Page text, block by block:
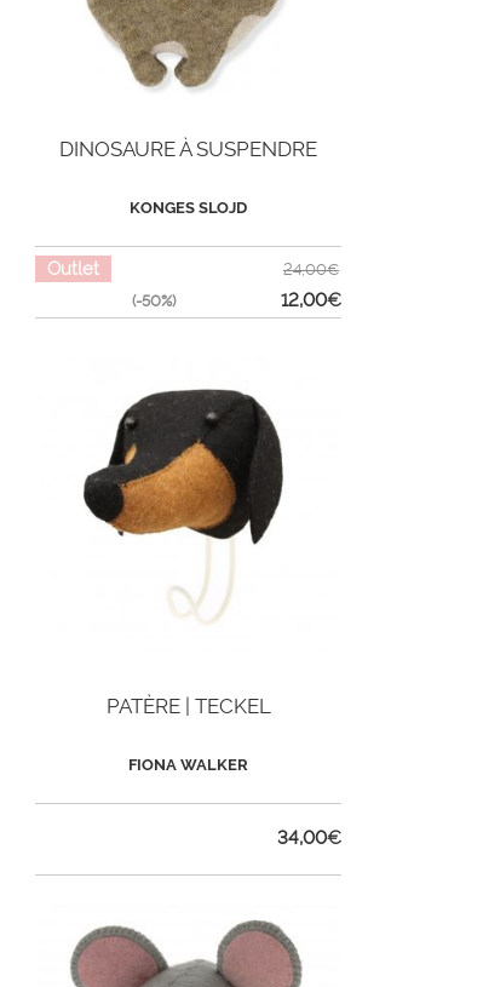
DINOSAURE À SUSPENDRE
KONGES SLOJD
Outlet
(-50%)
24,00€
12,00€
PATÈRE | TECKEL
FIONA WALKER
34,00€